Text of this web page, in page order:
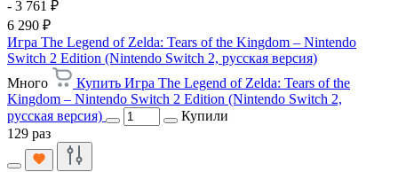
- 3 761 ₽
6 290 ₽
Игра The Legend of Zelda: Tears of the Kingdom – Nintendo
Switch 2 Edition (Nintendo Switch 2, русская версия)
Много
Купить Игра The Legend of Zelda: Tears of the
Kingdom – Nintendo Switch 2 Edition (Nintendo Switch 2,
русская версия)
Купили
129 раз